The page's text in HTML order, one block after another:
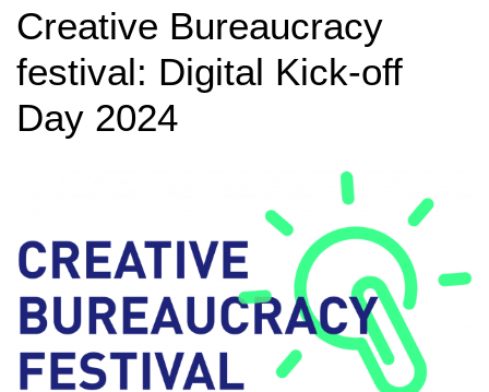
Creative Bureaucracy
festival: Digital Kick-off
Day 2024